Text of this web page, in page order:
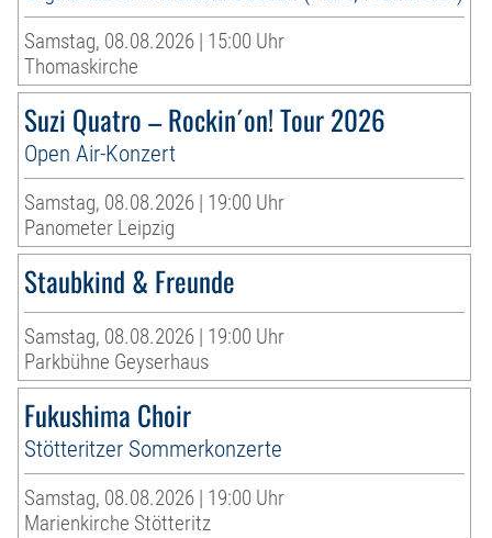
Samstag, 08.08.2026 | 15:00 Uhr
Thomaskirche
Suzi Quatro – Rockin´on! Tour 2026
Open Air-Konzert
Samstag, 08.08.2026 | 19:00 Uhr
Panometer Leipzig
Staubkind & Freunde
Samstag, 08.08.2026 | 19:00 Uhr
Parkbühne Geyserhaus
Fukushima Choir
Stötteritzer Sommerkonzerte
Samstag, 08.08.2026 | 19:00 Uhr
Marienkirche Stötteritz